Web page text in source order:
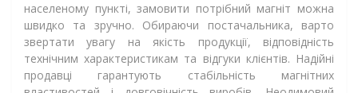
населеному пункті, замовити потрібний магніт можна
швидко та зручно. Обираючи постачальника, варто
звертати увагу на якість продукції, відповідність
технічним характеристикам та відгуки клієнтів. Надійні
продавці гарантують стабільність магнітних